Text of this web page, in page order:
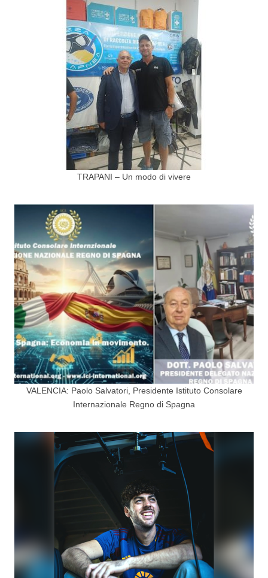
TRAPANI – Un modo di vivere
VALENCIA: Paolo Salvatori, Presidente Istituto Consolare
Internazionale Regno di Spagna